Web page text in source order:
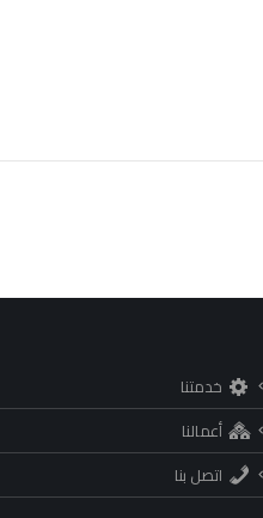
خدمتنا
أعمالنا
اتصل بنا